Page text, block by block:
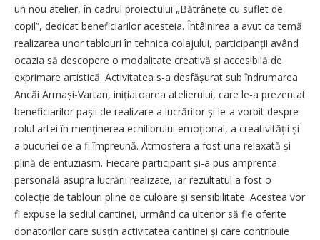
un nou atelier, în cadrul proiectului „Bătrânețe cu suflet de
copil”, dedicat beneficiarilor acesteia. Întâlnirea a avut ca temă
realizarea unor tablouri în tehnica colajului, participanții având
ocazia să descopere o modalitate creativă și accesibilă de
exprimare artistică. Activitatea s-a desfășurat sub îndrumarea
Ancăi Armași-Vartan, inițiatoarea atelierului, care le-a prezentat
beneficiarilor pașii de realizare a lucrărilor și le-a vorbit despre
rolul artei în menținerea echilibrului emoțional, a creativității și
a bucuriei de a fi împreună. Atmosfera a fost una relaxată și
plină de entuziasm. Fiecare participant și-a pus amprenta
personală asupra lucrării realizate, iar rezultatul a fost o
colecție de tablouri pline de culoare și sensibilitate. Acestea vor
fi expuse la sediul cantinei, urmând ca ulterior să fie oferite
donatorilor care susțin activitatea cantinei și care contribuie